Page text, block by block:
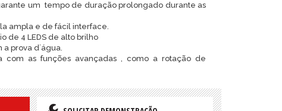
um tempo de duração prolongado durante as
ampla e de fácil interface.
de 4 LEDS de alto brilho
prova d´água.
com as funções avançadas , como a rotação de